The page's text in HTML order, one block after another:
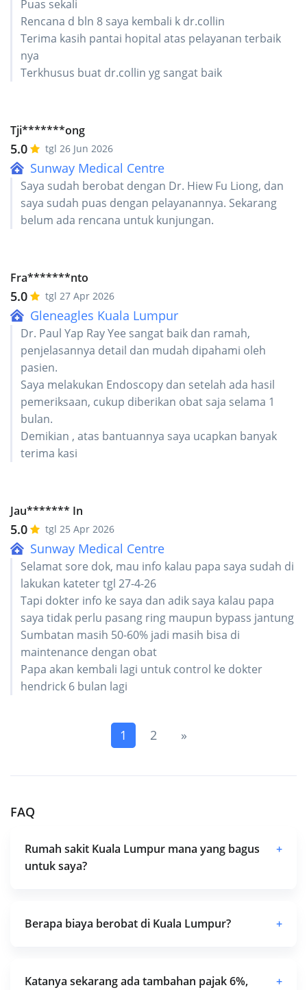
Puas sekali
Rencana d bln 8 saya kembali k dr.collin
Terima kasih pantai hopital atas pelayanan terbaik
nya
Terkhusus buat dr.collin yg sangat baik
Tji*******ong
5.0 tgl 26 Jun 2026
Sunway Medical Centre
Saya sudah berobat dengan Dr. Hiew Fu Liong, dan
saya sudah puas dengan pelayanannya. Sekarang
belum ada rencana untuk kunjungan.
Fra*******nto
5.0 tgl 27 Apr 2026
Gleneagles Kuala Lumpur
Dr. Paul Yap Ray Yee sangat baik dan ramah,
penjelasannya detail dan mudah dipahami oleh
pasien.
Saya melakukan Endoscopy dan setelah ada hasil
pemeriksaan, cukup diberikan obat saja selama 1
bulan.
Demikian , atas bantuannya saya ucapkan banyak
terima kasi
Jau******* In
5.0 tgl 25 Apr 2026
Sunway Medical Centre
Selamat sore dok, mau info kalau papa saya sudah di
lakukan kateter tgl 27-4-26
Tapi dokter info ke saya dan adik saya kalau papa
saya tidak perlu pasang ring maupun bypass jantung
Sumbatan masih 50-60% jadi masih bisa di
maintenance dengan obat
Papa akan kembali lagi untuk control ke dokter
hendrick 6 bulan lagi
1 (current)
2 »Next
FAQ
Rumah sakit Kuala Lumpur mana yang bagus
untuk saya?
+
Berapa biaya berobat di Kuala Lumpur? +
Katanya sekarang ada tambahan pajak 6%,
+